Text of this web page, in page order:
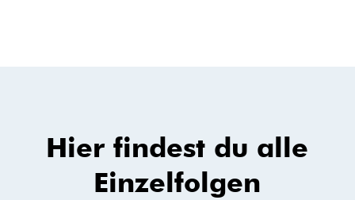
Hier findest du alle
Einzelfolgen